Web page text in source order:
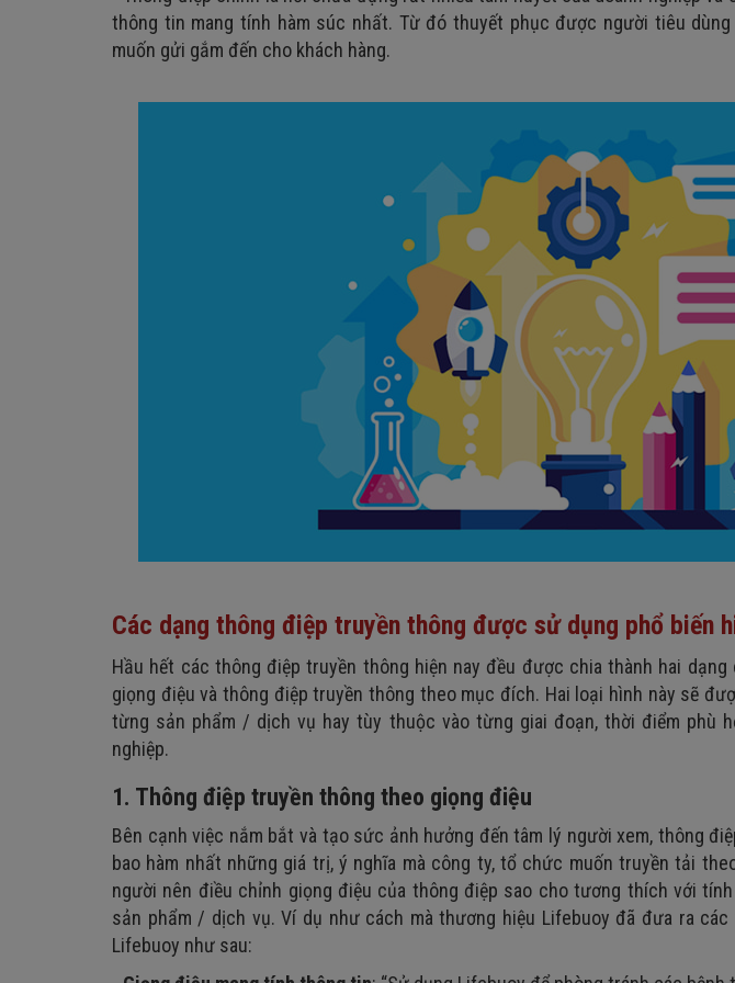
thông tin mang tính hàm súc nhất. Từ đó thuyết phục được người tiêu
muốn gửi gắm đến cho khách hàng.
Các dạng thông điệp truyền thông được sử dụng phổ biến
Hầu hết các thông điệp truyền thông hiện nay đều được chia thành hai
giọng điệu và thông điệp truyền thông theo mục đích. Hai loại hình này sẽ
từng sản phẩm / dịch vụ hay tùy thuộc vào từng giai đoạn, thời điểm phù
nghiệp.
1. Thông điệp truyền thông theo giọng điệu
Bên cạnh việc nắm bắt và tạo sức ảnh hưởng đến tâm lý người xem, thông
bao hàm nhất những giá trị, ý nghĩa mà công ty, tổ chức muốn truyền tải
người nên điều chỉnh giọng điệu của thông điệp sao cho tương thích với
sản phẩm / dịch vụ. Ví dụ như cách mà thương hiệu Lifebuoy đã đưa ra
Lifebuoy như sau: